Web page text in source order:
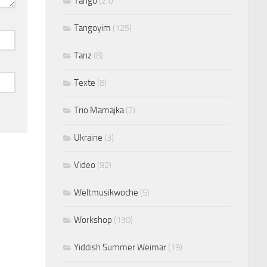
Tangoyim (125)
Tanz (8)
Texte (8)
Trio Mamajka (2)
Ukraine (3)
Video (92)
Weltmusikwoche (5)
Workshop (130)
Yiddish Summer Weimar (19)